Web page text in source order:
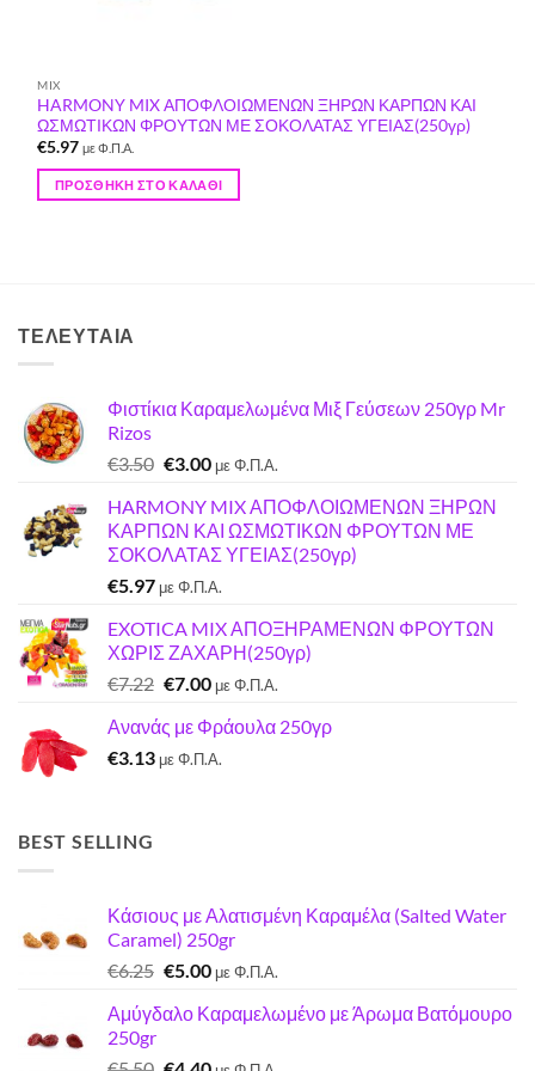
MIX
HARMONY MIX ΑΠΟΦΛΟΙΩΜΕΝΩΝ ΞΗΡΩΝ ΚΑΡΠΩΝ ΚΑΙ
ΩΣΜΩΤΙΚΩΝ ΦΡΟΥΤΩΝ ΜΕ ΣΟΚΟΛΑΤΑΣ ΥΓΕΙΑΣ(250γρ)
€5.97 με Φ.Π.Α.
ΠΡΟΣΘΉΚΗ ΣΤΟ ΚΑΛΆΘΙ
ΤΕΛΕΥΤΑΊΑ
Φιστίκια Καραμελωμένα Μιξ Γεύσεων 250γρ Mr
Rizos
€3.50 Original
was:
€3.50.
€3.00Η
τιμή
είναι:
€3.00.
με Φ.Π.Α.
HARMONY MIX ΑΠΟΦΛΟΙΩΜΕΝΩΝ ΞΗΡΩΝ
ΚΑΡΠΩΝ ΚΑΙ ΩΣΜΩΤΙΚΩΝ ΦΡΟΥΤΩΝ ΜΕ
ΣΟΚΟΛΑΤΑΣ ΥΓΕΙΑΣ(250γρ)
€5.97 με Φ.Π.Α.
EXOTICA MIX ΑΠΟΞΗΡΑΜΕΝΩΝ ΦΡΟΥΤΩΝ
ΧΩΡΙΣ ΖΑΧΑΡΗ(250γρ)
€7.22 Original
was:
€7.22.
€7.00Η
τιμή
είναι:
με Φ.Π.Α.
Ανανάς με Φράουλα 250γρ
€3.13 με Φ.Π.Α.
BEST SELLING
Κάσιους με Αλατισμένη Καραμέλα (Salted Water
Caramel) 250gr
€6.25 Original
was:
€5.00Η
τιμή
με Φ.Π.Α.
Αμύγδαλο Καραμελωμένο με Άρωμα Βατόμουρο
250gr